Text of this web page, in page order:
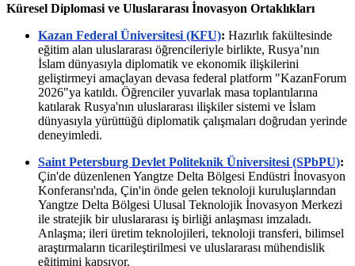
Küresel Diplomasi ve Uluslararası İnovasyon Ortaklıkları
Kazan Federal Üniversitesi (KFU): Hazırlık fakültesinde
eğitim alan uluslararası öğrencileriyle birlikte, Rusya’nın
İslam dünyasıyla diplomatik ve ekonomik ilişkilerini
geliştirmeyi amaçlayan devasa federal platform "KazanForum
2026"ya katıldı. Öğrenciler yuvarlak masa toplantılarına
katılarak Rusya'nın uluslararası ilişkiler sistemi ve İslam
dünyasıyla yürüttüğü diplomatik çalışmaları doğrudan yerinde
deneyimledi.
Saint Petersburg Devlet Politeknik Üniversitesi (SPbPU):
Çin'de düzenlenen Yangtze Delta Bölgesi Endüstri İnovasyon
Konferansı'nda, Çin'in önde gelen teknoloji kuruluşlarından
Yangtze Delta Bölgesi Ulusal Teknolojik İnovasyon Merkezi
ile stratejik bir uluslararası iş birliği anlaşması imzaladı.
Anlaşma; ileri üretim teknolojileri, teknoloji transferi, bilimsel
araştırmaların ticarileştirilmesi ve uluslararası mühendislik
eğitimini kapsıyor.